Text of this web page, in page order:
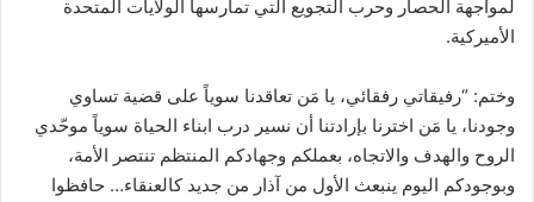
لمواجهة الحصار وحرب التجويع التي تمارسها الولايات المتحدة
الأميركية.
وختم: “رفيقاتي رفقائي، يا مَن تعاقدنا سوياً على قضية تساوي
وجودنا، يا مَن اخترنا بإرادتنا أن نسير درب ابناء الحياة سوياً موحّدي
الروح والهدف والاتجاه، بعملكم وجهادكم المنتظم تنتصر الأمة،
وبوجودكم اليوم ينبعث الأول من آذار من جديد كالعنقاء… حافظوا